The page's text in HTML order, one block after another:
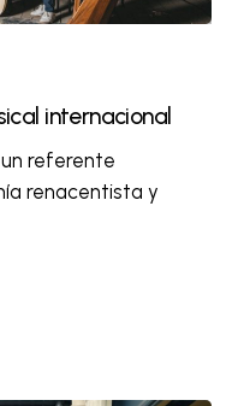
internacional
referente
renacentista y